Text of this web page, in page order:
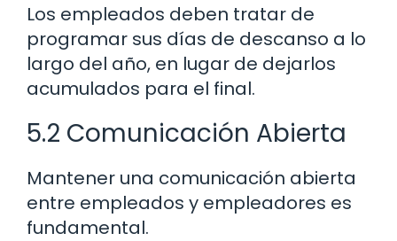
Los empleados deben tratar de
programar sus días de descanso a lo
largo del año, en lugar de dejarlos
acumulados para el final.
5.2 Comunicación Abierta
Mantener una comunicación abierta
entre empleados y empleadores es
fundamental.